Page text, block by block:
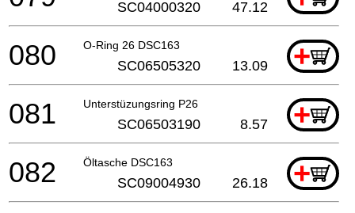
SC04000320 47.12
O-Ring 26 DSC163 +
080 SC06505320 13.09
Unterstüzungsring P26 +
081 SC06503190 8.57
Öltasche DSC163 +
082 SC09004930 26.18